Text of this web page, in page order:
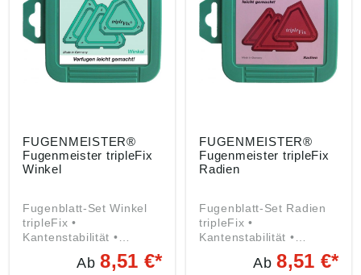
Kunststoffe aller Art
oder Holzprodukte
FUGENMEISTER®
Fugenmeister tripleFix
Winkel
Fugenblatt-Set Winkel
tripleFix •
Kantenstabilität •
Abriebfestigkeit und
hohe Flexibilität • Für
Ab8,51 €*
FUGENMEISTER®
Fugenmeister tripleFix
Radien
Fugenblatt-Set Radien
tripleFix •
Kantenstabilität •
Abriebfestigkeit und
hohe Flexibilität • Für
Ab8,51 €*